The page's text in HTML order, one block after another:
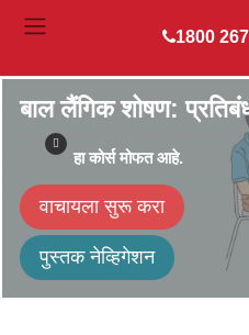
1800
बाल लैंगिक शोषण:
हा कोर्स मोफत आहे.
वाचायला सुरू करा
पुस्तक नेव्हिगेशन